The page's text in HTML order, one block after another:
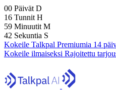
00 Päivät D
16 Tunnit H
59 Minuutit M
40 Sekuntia S
Kokeile Talkpal Premiumia 14
Kokeile ilmaiseksi Rajoitettu